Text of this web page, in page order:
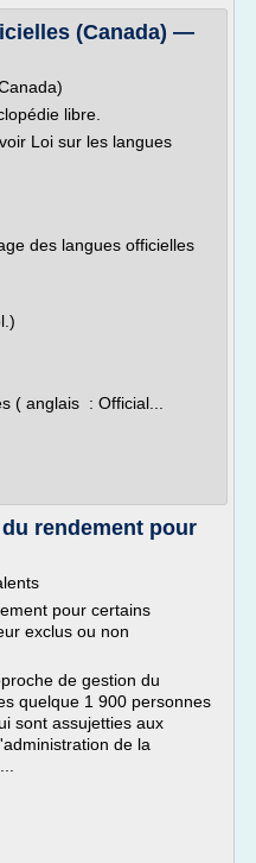
(Canada) —
libre.
Loi sur les langues
des langues officielles
( anglais : Official...
rendement pour
pour certains
exclus ou non
de gestion du
quelque 1 900 personnes
sont assujetties aux
de la